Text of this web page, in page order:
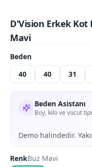
Ücretsiz İade
D'Vision Erkek Kot
Mavi
Beden
40
40 31
Beden Asistanı
Boy, kilo ve vücut
Demo halindedir.
RenkBuz Mavi